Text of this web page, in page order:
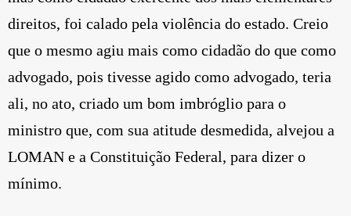
direitos, foi calado pela violência do estado. Creio
que o mesmo agiu mais como cidadão do que como
advogado, pois tivesse agido como advogado, teria
ali, no ato, criado um bom imbróglio para o
ministro que, com sua atitude desmedida, alvejou a
LOMAN e a Constituição Federal, para dizer o
mínimo.